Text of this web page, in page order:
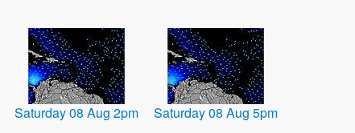
Saturday 08 Aug 2pm Saturday 08 Aug 5pm